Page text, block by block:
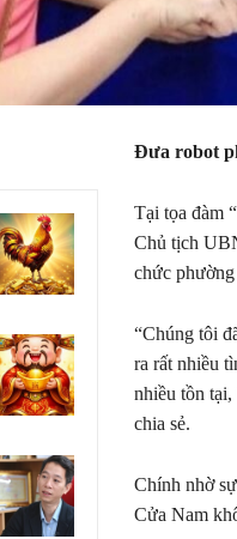
Đưa robot
Tại tọa đàm
Chủ tịch
chức
“Chúng tôi
ra rất nhiều
nhiều tồn
chia sẻ.
Chính nhờ
Cửa Nam